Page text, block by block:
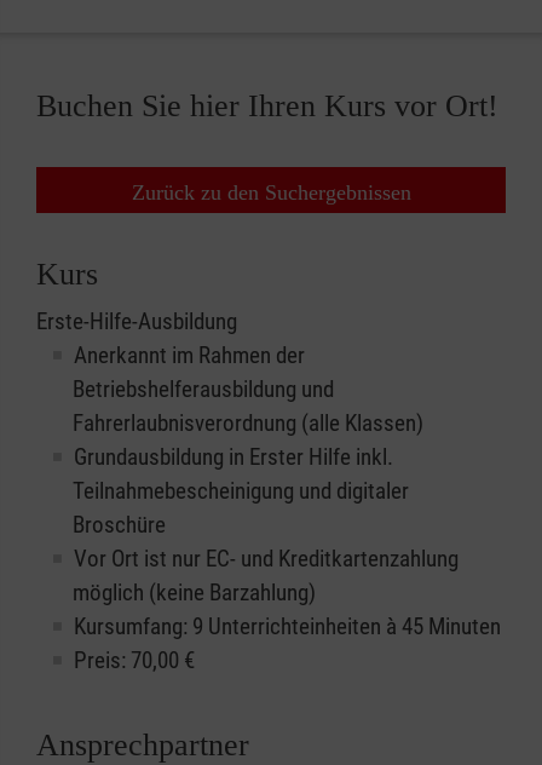
Buchen Sie hier Ihren Kurs vor Ort!
Zurück zu den Suchergebnissen
Kurs
Erste-Hilfe-Ausbildung
Anerkannt im Rahmen der
Betriebshelferausbildung und
Fahrerlaubnisverordnung (alle Klassen)
Grundausbildung in Erster Hilfe inkl.
Teilnahmebescheinigung und digitaler
Broschüre
Vor Ort ist nur EC- und Kreditkartenzahlung
möglich (keine Barzahlung)
Kursumfang: 9 Unterrichteinheiten à 45 Minuten
Preis: 70,00 €
Ansprechpartner